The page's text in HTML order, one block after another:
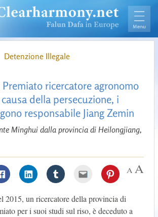
Detenzione Illegale
ricercatore agronomo
della persecuzione, i
responsabile Jiang Zemin
Minghui dalla provincia di Heilongjiang,
2015, un ricercatore della provincia di
per i suoi studi sul riso, è deceduto a